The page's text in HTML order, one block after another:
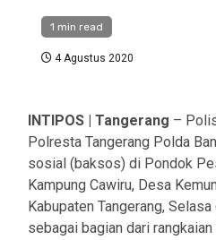
1 min read
4 Agustus 2020
INTIPOS | Tangerang –
Polresta Tangerang Polda
sosial (baksos) di Pondok
Kampung Cawiru, Desa
Kabupaten Tangerang,
sebagai bagian dari